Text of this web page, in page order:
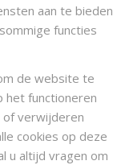
aan te bieden
functies
de website te
het functioneren
of verwijderen
cookies op deze
u altijd vragen om